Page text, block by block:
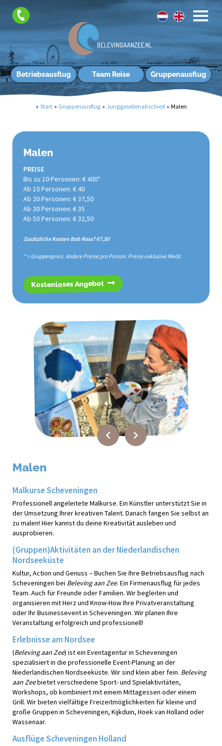
Betriebsausflug Team Reise Gruppenausflug
» Start » Gruppenausflug » Junggesellenabschied » Malen
Malen
PREISE
Bis zu 10 Personen: € 400*
Ab 10 Personen: € 40
Ab 20 Personen: € 37,50
Ab 30 Personen: € 35
Ab 50 Personen: € 32,50
Zusätzliche Kosten Bob Ross? €7,50
* = Gruppenpreis. Andere Preise pro Person. Preise exklusive MwSt.
Kostenloses Angebot
Malen
Malkurse Scheveningen
Professionell angeleitete Malkurse. Ein Künstler unterstützt Sie in
der Umsetzung Ihrer kreativen Talent. Danach fangen Sie selbst an
zu malen! Hier kannst du deine Kreativität ausleben und
ausprobieren.
(Gruppen)Aktivitäten an der Niederlandischen
Nordseeküste
Kultur, Action und Genuss – Buchen Sie Ihre Betriebsausflug nach
Scheveningen bei Beleving aan Zee. Ein Firmenausflug für jedes
Team. Auch für Freunde oder Familien. Wir begleiten und
organisieren mit Herz und Know-How Ihre Privatveranstaltung
oder Ihr Businessevent in Scheveningen. Wir planen Ihre
Veranstaltung erfolgreich und professionell!
Erlebnisse am Nordsee
(Beleving aan Zee) ist ein Eventagentur in Scheveningen
spezialisiert in die professionelle Event-Planung an der
Niederlandischen Nordseeküste. Wir sind klein aber fein. Beleving
aan Zeebietet verschiedene Sport- und Spielaktivitäten,
Workshops, ob kombiniert mit einem Mittagessen oder einem
Grill. Wir bieten vielfältige Freizeitmöglichkeiten für kleine und
große Gruppen in Scheveningen, Kijkduin, Hoek van Holland oder
Wassenaar.
Ausflüge Scheveningen Holland